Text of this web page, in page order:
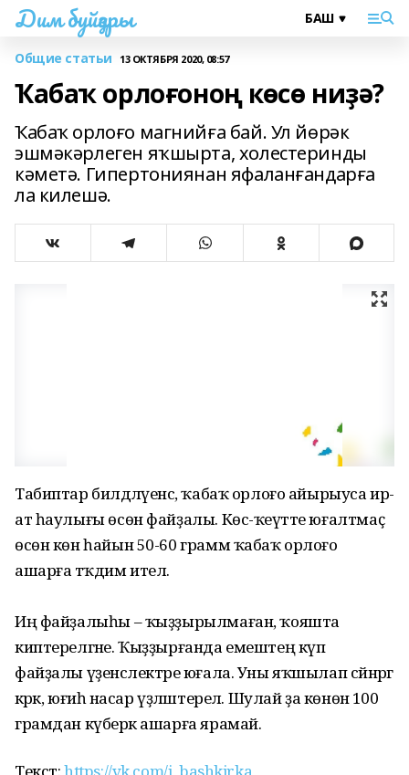
Дим буйҙары
Общие статьи 13 ОКТЯБРЯ 2020, 08:57
Ҡабаҡ орлоғоноң көсө ниҙә?
Ҡабаҡ орлоғо магнийға бай. Ул йөрәк
эшмәкәрлеген яҡшырта, холестеринды
кәметә. Гипертониянан яфаланғандарға
ла килешә.
Табиптар билдәләүенсә, ҡабаҡ орлоғо айырыуса ир-
ат һаулығы өсөн файҙалы. Көс-ҡеүәтте юғалтмаҫ
өсөн көн һайын 50-60 грамм ҡабаҡ орлоғо
ашарға тәҡдим ителә.
Иң файҙалыһы – ҡыҙҙырылмаған, ҡояшта
киптерелгәне. Ҡыҙҙырғанда емештең күп
файҙалы үҙенсәлектәре юғала. Уны яҡшылап сәйнәргә
кәрәк, юғиһә насар үҙләштерелә. Шулай ҙа көнөнә 100
грамдан күберәк ашарға ярамай.